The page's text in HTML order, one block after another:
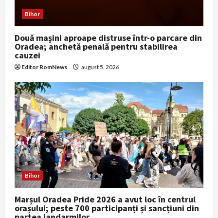
Bihor
Două mașini aproape distruse într-o parcare din
Oradea; anchetă penală pentru stabilirea
cauzei
Editor RomNews august 5, 2026
Bihor
Marșul Oradea Pride 2026 a avut loc în centrul
orașului; peste 700 participanți și sancțiuni din